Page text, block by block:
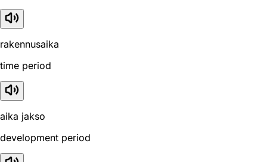
rakennusaika
time period
aika jakso
development period